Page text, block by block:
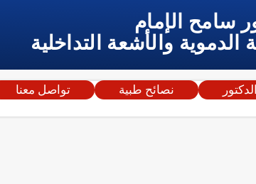
سامح الإمام
والأشعة التداخلية
نصائح طبية
تواصل معنا